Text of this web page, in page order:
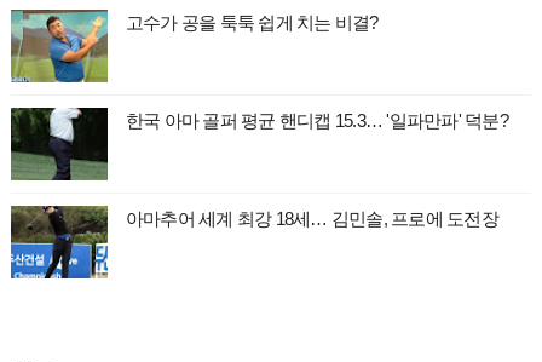
고수가 공을 툭툭 쉽게 치는 비결?
한국 아마 골퍼 평균 핸디캡 15.3… '일파만파' 덕분?
아마추어 세계 최강 18세… 김민솔, 프로에 도전장